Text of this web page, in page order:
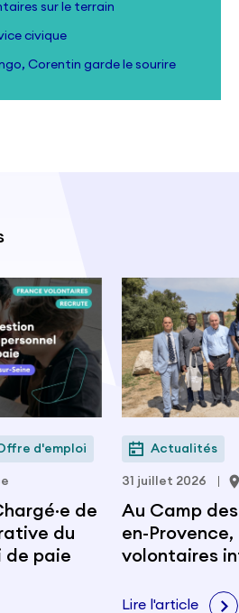
sur le terrain
civique
Corentin garde le sourire
d'emploi
de
du
de paie
Actualités
31 juillet 2026
Au Camp
en-
volontaires
citoyenneté
Lire l'article